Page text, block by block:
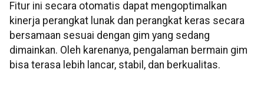
Fitur ini secara otomatis dapat mengoptimalkan
kinerja perangkat lunak dan perangkat keras secara
bersamaan sesuai dengan gim yang sedang
dimainkan. Oleh karenanya, pengalaman bermain gim
bisa terasa lebih lancar, stabil, dan berkualitas.